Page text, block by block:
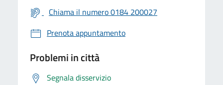
Chiama il numero 0184 200027
Prenota appuntamento
Problemi in città
Segnala disservizio